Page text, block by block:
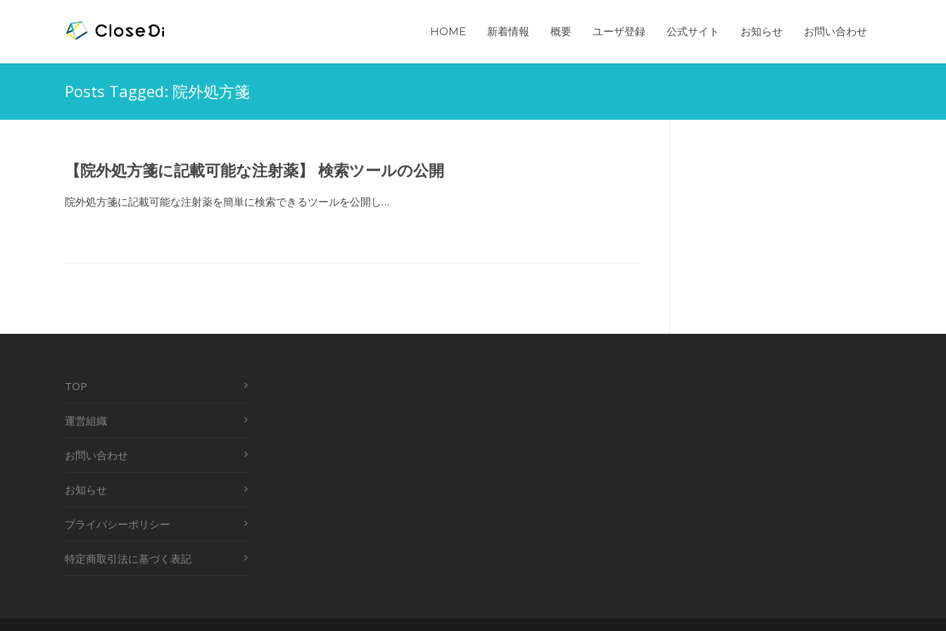
HOME 新着情報 概要 ユーザ登録 公式サイト お知らせ お問い合わせ
Posts Tagged: 院外処方箋
【院外処方箋に記載可能な注射薬】 検索ツールの公開
院外処方箋に記載可能な注射薬を簡単に検索できるツールを公開し…
TOP
運営組織
お問い合わせ
お知らせ
プライバシーポリシー
特定商取引法に基づく表記